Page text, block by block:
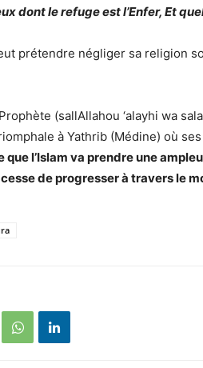
dont le refuge est l’Enfer, Et
prétendre négliger sa religion
(sallAllahou ‘alayhi wa
à Yathrib (Médine) où
que l’Islam va prendre une
cesse de progresser à travers le